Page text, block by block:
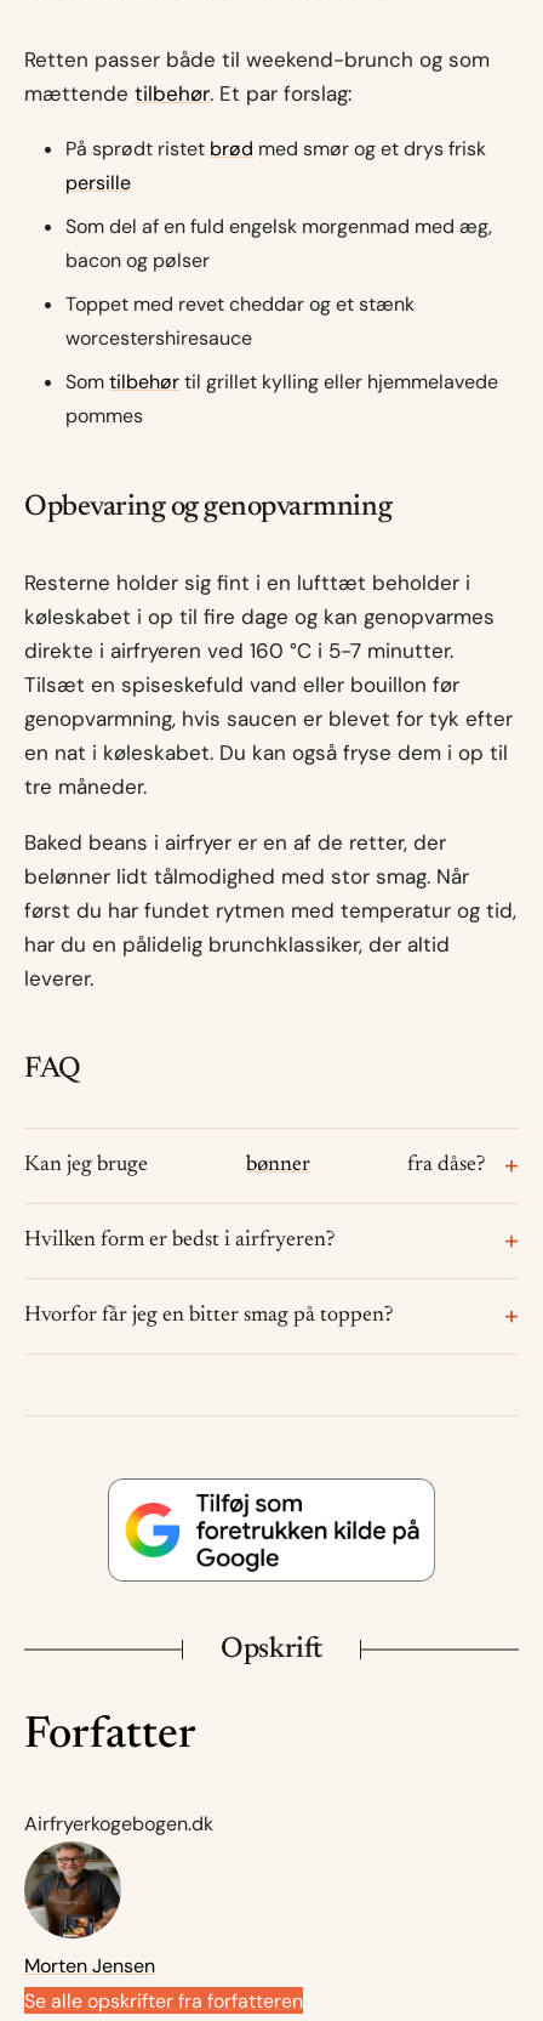
Retten passer både til weekend-brunch og som
mættende tilbehør. Et par forslag:
På sprødt ristet brød med smør og et drys frisk
persille
Som del af en fuld engelsk morgenmad med æg,
bacon og pølser
Toppet med revet cheddar og et stænk
worcestershiresauce
Somtilbehørtil grillet kylling eller hjemmelavede
pommes
Opbevaring og genopvarmning
Resterne holder sig fint i en lufttæt beholder i
køleskabet i op til fire dage og kan genopvarmes
direkte i airfryeren ved 160 °C i 5-7 minutter.
Tilsæt en spiseskefuld vand eller bouillon før
genopvarmning, hvis saucen er blevet for tyk efter
en nat i køleskabet. Du kan også fryse dem i op til
tre måneder.
Baked beans i airfryer er en af de retter, der
belønner lidt tålmodighed med stor smag. Når
først du har fundet rytmen med temperatur og tid,
har du en pålidelig brunchklassiker, der altid
leverer.
FAQ
Kan jeg bruge bønner fra dåse?
Hvilken form er bedst i airfryeren?
Hvorfor får jeg en bitter smag på toppen?
Opskrift
Forfatter
Airfryerkogebogen.dk
Morten Jensen
Se alle opskrifter fra forfatteren